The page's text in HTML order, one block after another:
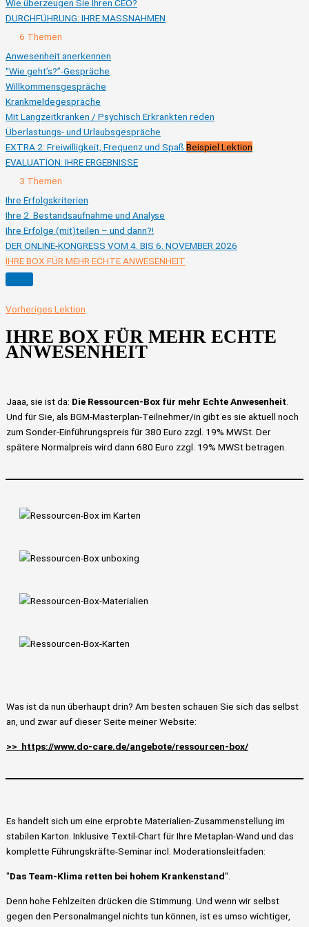
Wie überzeugen Sie Ihren CEO?
DURCHFÜHRUNG: IHRE MASSNAHMEN
Ausklappen
DURCHFÜHRUNG:
MASSNAHMEN
6 Themen
Anwesenheit anerkennen
“Wie geht’s?”-Gespräche
Willkommensgespräche
Krankmeldegespräche
Mit Langzeitkranken / Psychisch Erkrankten reden
Überlastungs- und Urlaubsgespräche
EXTRA 2: Freiwilligkeit, Frequenz und Spaß Beispiel Lektion
EVALUATION: IHRE ERGEBNISSE
Ausklappen
EVALUATION:
ERGEBNISSE
3 Themen
Ihre Erfolgskriterien
Ihre 2. Bestandsaufnahme und Analyse
Ihre Erfolge (mit)teilen – und dann?!
DER ONLINE-KONGRESS VOM 4. BIS 6. NOVEMBER 2026
IHRE BOX FÜR MEHR ECHTE ANWESENHEIT
Vorheriges Lektion
IHRE BOX FÜR MEHR ECHTE
ANWESENHEIT
Jaaa, sie ist da: Die Ressourcen-Box für mehr Echte Anwesenheit
Und für Sie, als BGM-Masterplan-Teilnehmer/in gibt es sie aktuell noch
zum Sonder-Einführungspreis für 380 Euro zzgl. 19% MWSt. Der
spätere Normalpreis wird dann 680 Euro zzgl. 19% MWSt betragen.
Was ist da nun überhaupt drin? Am besten schauen Sie sich das selbst
an, und zwar auf dieser Seite meiner Website:
>> https://www.do-care.de/angebote/ressourcen-box/
Es handelt sich um eine erprobte Materialien-Zusammenstellung im
stabilen Karton. Inklusive Textil-Chart für Ihre Metaplan-Wand und das
komplette Führungskräfte-Seminar incl. Moderationsleitfaden:
"Das Team-Klima retten bei hohem Krankenstand".
Denn hohe Fehlzeiten drücken die Stimmung. Und wenn wir selbst
gegen den Personalmangel nichts tun können, ist es umso wichtiger,